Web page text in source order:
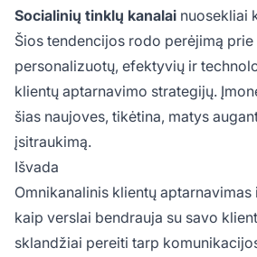
Socialinių tinklų kanalai nuosekliai
Šios tendencijos rodo perėjimą prie
personalizuotų, efektyvių ir
klientų aptarnavimo strategijų.
šias naujoves, tikėtina, matys
įsitraukimą.
Išvada
Omnikanalinis klientų aptarnavimas
kaip verslai bendrauja su savo
sklandžiai pereiti tarp